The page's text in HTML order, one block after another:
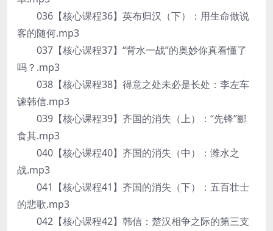
036【核心课程36】英布归汉（下）：用生命做说
客的随何.mp3
037【核心课程37】“背水一战”的奥妙你真看懂了
吗？.mp3
038【核心课程38】得意之处未必是长处：李左车
谏韩信.mp3
039【核心课程39】齐国的消失（上）：“先锋”郦
食其.mp3
040【核心课程40】齐国的消失（中）：潍水之
战.mp3
041【核心课程41】齐国的消失（下）：五百壮士
的悲歌.mp3
042【核心课程42】韩信：楚汉相争之际的第三支